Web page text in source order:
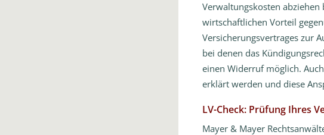
Verwaltungskosten
wirtschaftlichen Vorteil
Versicherungsvertrages zur
bei denen das
einen Widerruf möglich.
erklärt werden und diese
LV-Check: Prüfung Ihres
Mayer & Mayer